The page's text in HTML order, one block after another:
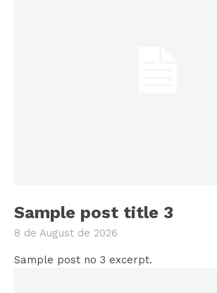
Sample post title 3
8 de August de 2026
Sample post no 3 excerpt.